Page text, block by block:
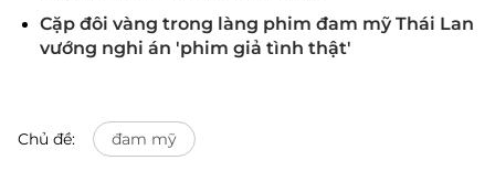
Cặp đôi vàng trong làng phim đam mỹ Thái Lan
vướng nghi án 'phim giả tình thật'
Chủ đề: đam mỹ